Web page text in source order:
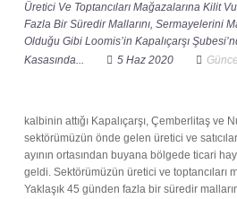
Üretici Ve Toptancıları Mağazalarına Kilit
Fazla Bir Süredir Mallarını, Sermayelerini
Olduğu Gibi Loomis’in Kapalıçarşı
Kasasında...
5 Haz 2020
kalbinin attığı Kapalıçarşı, Çemberlitaş ve
sektörümüzün önde gelen üretici ve
ayının ortasından buyana bölgede ticari
geldi. Sektörümüzün üretici ve toptancıları
Yaklaşık 45 günden fazla bir süredir